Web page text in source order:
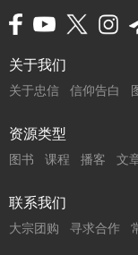
页
脚
菜
单
关于我们
关于忠信 信仰告白
资源类型
图书 课程 播客 文
联系我们
大宗团购 寻求合作